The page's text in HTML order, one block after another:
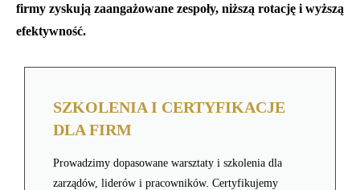
firmy zyskują zaangażowane zespoły, niższą rotację i wyższą
efektywność.
SZKOLENIA I CERTYFIKACJE
DLA FIRM
Prowadzimy dopasowane warsztaty i szkolenia dla
zarządów, liderów i pracowników. Certyfikujemy